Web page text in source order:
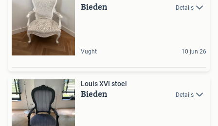
Bieden Details
Vught 10 jun 26
Louis XVI stoel
Bieden Details